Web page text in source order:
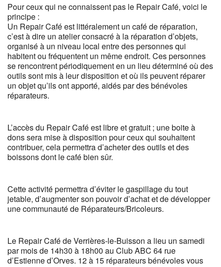
Pour ceux qui ne connaissent pas le Repair Café, voici le
principe :
Un Repair Café est littéralement un café de réparation,
c’est à dire un atelier consacré à la réparation d’objets,
organisé à un niveau local entre des personnes qui
habitent ou fréquentent un même endroit. Ces personnes
se rencontrent périodiquement en un lieu déterminé où des
outils sont mis à leur disposition et où ils peuvent réparer
un objet qu’ils ont apporté, aidés par des bénévoles
réparateurs.
L’accès du Repair Café est libre et gratuit ; une boite à
dons sera mise à disposition pour ceux qui souhaitent
contribuer, cela permettra d’acheter des outils et des
boissons dont le café bien sûr.
Cette activité permettra d’éviter le gaspillage du tout
jetable, d’augmenter son pouvoir d’achat et de développer
une communauté de Réparateurs/Bricoleurs.
Le Repair Café de Verrières-le-Buisson a lieu un samedi
par mois de 14h30 à 18h00 au Club ABC 64 rue
d’Estienne d’Orves. 12 à 15 réparateurs bénévoles vous